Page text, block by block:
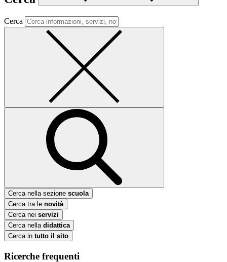
Cerca
Cerca nella sezione scuola
Cerca tra le novità
Cerca nei servizi
Cerca nella didattica
Cerca in tutto il sito
Ricerche frequenti